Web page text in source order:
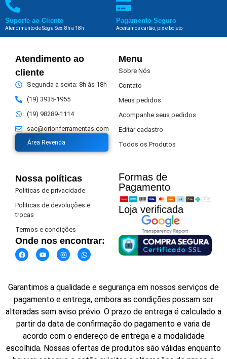
Suporte ao Cliente
Atendimento de Seg a Sex: 8h a 18h
Pagamento Seguro
Aceitamos cartão, pix e boleto
Atendimento ao
cliente
Segunda a sexta: 8h às 18h
(19) 3935-1955
(19) 98289-1114
sac@orionferramentas.com
Área Revenda
Menu
Sobre Nós
Contato
Meus pedidos
Acompanhe seus pedidos
Editar cadastro
Todos os Produtos
Nossa políticas
Politicas de privacidade
Politicas de devoluções e
trocas
Termos e condições
Onde nos encontrar:
Formas de
Pagamento​
Loja verificada
Garantimos a qualidade e segurança em nossos serviços de
pagamento e entrega, embora as condições possam ser
alteradas sem aviso prévio. O prazo de entrega é calculado a
partir da data de confirmação do pagamento e varia de
acordo com o endereço de entrega e a modalidade
escolhida. Nossas ofertas de produtos são válidas enquanto